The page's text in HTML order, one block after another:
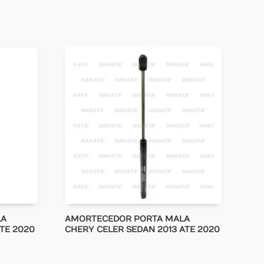
2020
AMORTECEDOR PORTA MALA
CHERY CELER SEDAN 2013 ATE 2020